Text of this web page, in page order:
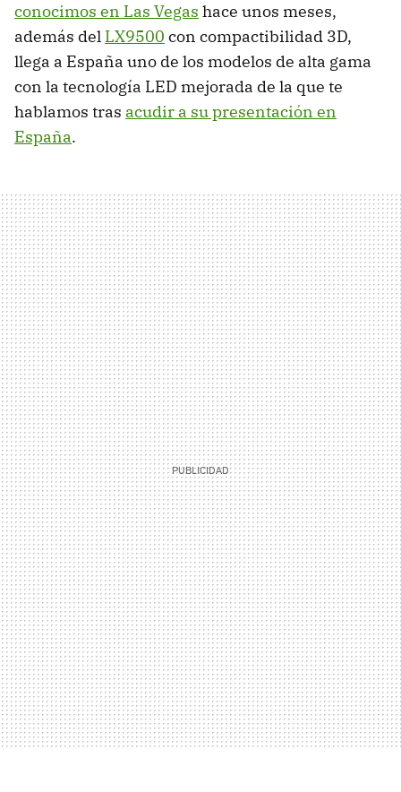
conocimos en Las Vegas hace unos meses,
además del LX9500 con compactibilidad 3D,
llega a España uno de los modelos de alta gama
con la tecnología LED mejorada de la que te
hablamos tras acudir a su presentación en
España.